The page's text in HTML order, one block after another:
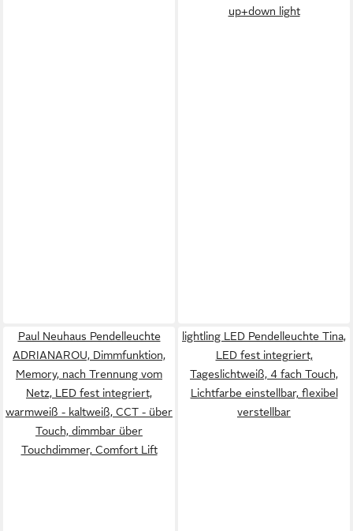
up+down light
Paul Neuhaus Pendelleuchte
ADRIANAROU, Dimmfunktion,
Memory, nach Trennung vom
Netz, LED fest integriert,
warmweiß - kaltweiß, CCT - über
Touch, dimmbar über
Touchdimmer, Comfort Lift
lightling LED Pendelleuchte Tina,
LED fest integriert,
Tageslichtweiß, 4 fach Touch,
Lichtfarbe einstellbar, flexibel
verstellbar